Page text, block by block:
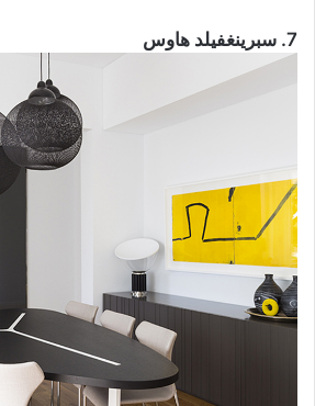
7. سبرينغفيلد هاوس